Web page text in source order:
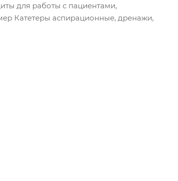
для работы с пациентами,
Катетеры аспирационные, дренажи,